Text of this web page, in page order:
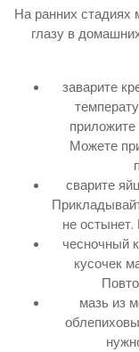
На ранних стадиях
глазу в
заварите
Можете
сварите
не
чесночный
кусочек
мазь из